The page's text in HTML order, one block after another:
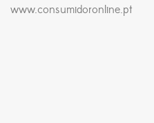
www.consumidoronline.pt